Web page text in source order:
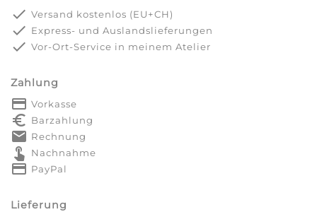
done Versand kostenlos (EU+CH)
done Express- und Auslandslieferungen
done Vor-Ort-Service in meinem Atelier
Zahlung
payment Vorkasse
euro_symbol Barzahlung
markunread Rechnung
touch_app Nachnahme
credit_card PayPal
Lieferung